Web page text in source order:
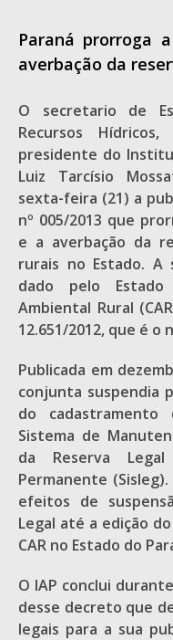
Paraná prorroga
averbação da
O secretario de
Recursos
presidente do
Luiz Tarcísio
sexta-feira (21) a
nº 005/2013 que
e a averbação da
rurais no Estado. A
dado pelo
Ambiental Rural
12.651/2012, que é o
Publicada em
conjunta suspendia
do cadastramento
Sistema de
da Reserva
Permanente
efeitos de
Legal até a edição
CAR no Estado do
O IAP conclui
desse decreto que
legais para a sua